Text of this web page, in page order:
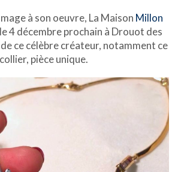
à son oeuvre, La Maison Millon
4 décembre prochain à Drouot des
ce célèbre créateur, notamment ce
collier, pièce unique.